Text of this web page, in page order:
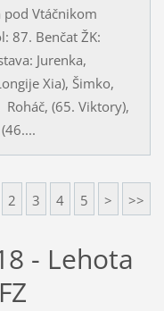
pod Vtáčnikom
87. Benčat ŽK:
Jurenka,
Xia), Šimko,
(65. Viktory),
2 3 4 5 > >>
- Lehota